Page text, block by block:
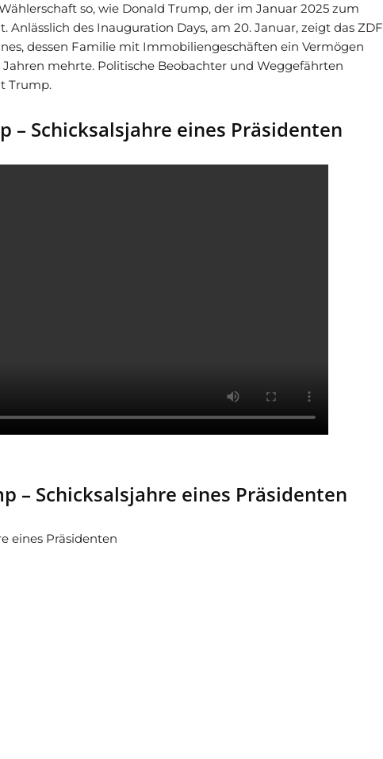
so, wie Donald Trump, der im Januar 2025 zum
Anlässlich des Inauguration Days, am 20. Januar, zeigt das ZDF
dessen Familie mit Immobiliengeschäften ein Vermögen
mehrte. Politische Beobachter und Weggefährten
Trump.
– Schicksalsjahre eines Präsidenten
– Schicksalsjahre eines Präsidenten
eines Präsidenten